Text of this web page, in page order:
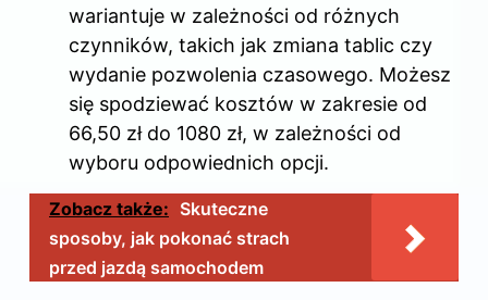
wariantuje w zależności od różnych
czynników, takich jak zmiana tablic czy
wydanie pozwolenia czasowego. Możesz
się spodziewać kosztów w zakresie od
66,50 zł do 1080 zł, w zależności od
wyboru odpowiednich opcji.
Zobacz także: Skuteczne
sposoby, jak pokonać strach
przed jazdą samochodem